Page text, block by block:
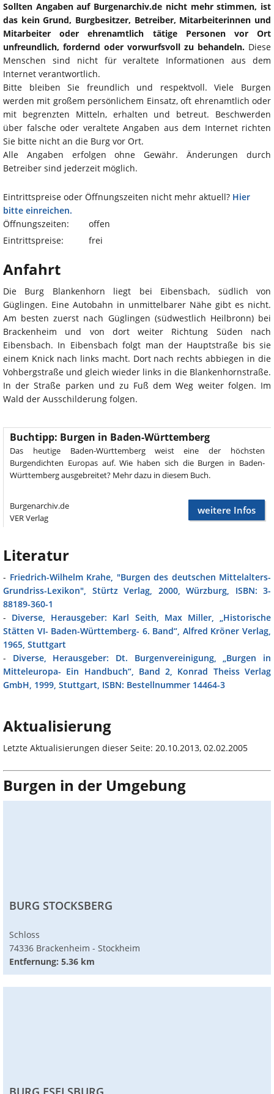
Sollten Angaben auf Burgenarchiv.de nicht mehr stimmen, ist
das kein Grund, Burgbesitzer, Betreiber, Mitarbeiterinnen und
Mitarbeiter oder ehrenamtlich tätige Personen vor Ort
unfreundlich, fordernd oder vorwurfsvoll zu behandeln. Diese
Menschen sind nicht für veraltete Informationen aus dem
Internet verantwortlich.
Bitte bleiben Sie freundlich und respektvoll. Viele Burgen
werden mit großem persönlichem Einsatz, oft ehrenamtlich oder
mit begrenzten Mitteln, erhalten und betreut. Beschwerden
über falsche oder veraltete Angaben aus dem Internet richten
Sie bitte nicht an die Burg vor Ort.
Alle Angaben erfolgen ohne Gewähr. Änderungen durch
Betreiber sind jederzeit möglich.
Eintrittspreise oder Öffnungszeiten nicht mehr aktuell? Hier
bitte einreichen.
Öffnungszeiten:
offen
Eintrittspreise:
frei
Anfahrt
Die Burg Blankenhorn liegt bei Eibensbach, südlich von
Güglingen. Eine Autobahn in unmittelbarer Nähe gibt es nicht.
Am besten zuerst nach Güglingen (südwestlich Heilbronn) bei
Brackenheim und von dort weiter Richtung Süden nach
Eibensbach. In Eibensbach folgt man der Hauptstraße bis sie
einem Knick nach links macht. Dort nach rechts abbiegen in die
Vohbergstraße und gleich wieder links in die Blankenhornstraße.
In der Straße parken und zu Fuß dem Weg weiter folgen. Im
Wald der Ausschilderung folgen.
Buchtipp: Burgen in Baden-Württemberg
Das heutige Baden-Württemberg weist eine der höchsten
Burgendichten Europas auf. Wie haben sich die Burgen in Baden-
Württemberg ausgebreitet? Mehr dazu in diesem Buch.
Burgenarchiv.de
VER Verlag
weitere Infos
Literatur
- Friedrich-Wilhelm Krahe, "Burgen des deutschen Mittelalters-
Grundriss-Lexikon", Stürtz Verlag, 2000, Würzburg, ISBN: 3-
88189-360-1
- Diverse, Herausgeber: Karl Seith, Max Miller, „Historische
Stätten VI- Baden-Württemberg- 6. Band“, Alfred Kröner Verlag,
1965, Stuttgart
- Diverse, Herausgeber: Dt. Burgenvereinigung, „Burgen in
Mitteleuropa- Ein Handbuch“, Band 2, Konrad Theiss Verlag
GmbH, 1999, Stuttgart, ISBN: Bestellnummer 14464-3
Aktualisierung
Letzte Aktualisierungen dieser Seite: 20.10.2013, 02.02.2005
Burgen in der Umgebung
BURG STOCKSBERG
Schloss
74336 Brackenheim - Stockheim
Entfernung: 5.36 km